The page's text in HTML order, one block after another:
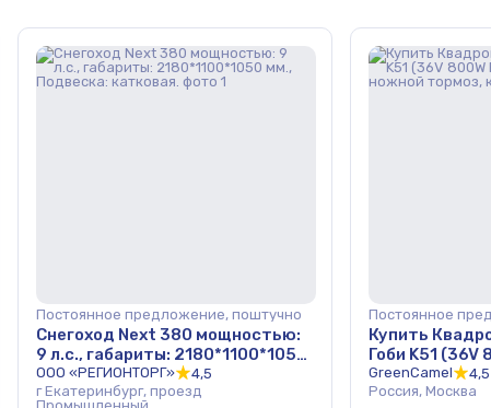
Постоянное предложение, поштучно
Снегоход Next 380 мощностью:
9 л.с., габариты: 2180*1100*1050
мм., Подвеска: катковая.
ООО «РЕГИОНТОРГ»
4,5
г Екатеринбург, проезд
Постоянное
Купить
Гоби K51 (36V
быстросъём,
красный паук
GreenCamel
4,5
Россия, Москва